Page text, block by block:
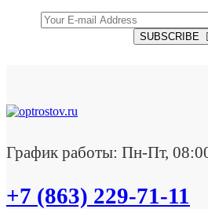
SUBSCRIBE
График работы: Пн-Пт,
+7 (863) 229-71-11